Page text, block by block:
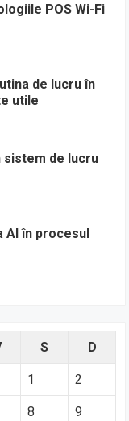
POS Wi-Fi
de lucru în
utile
sistem de lucru
AI în procesul
S D
1 2
8 9